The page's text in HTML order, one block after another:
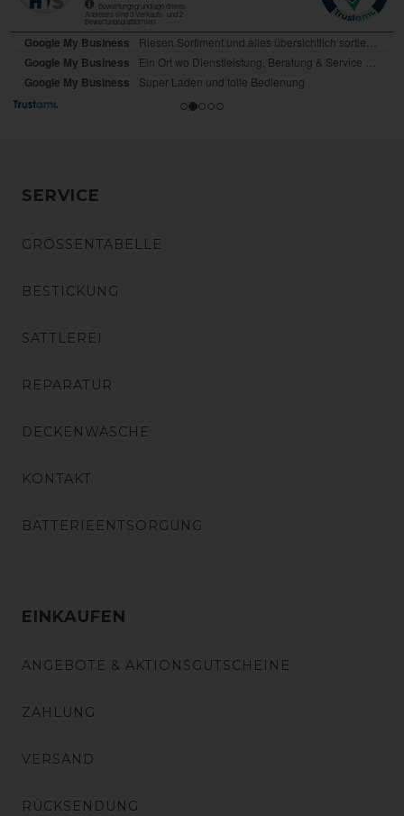
SERVICE
GRÖSSENTABELLE
BESTICKUNG
SATTLEREI
REPARATUR
DECKENWÄSCHE
KONTAKT
BATTERIEENTSORGUNG
EINKAUFEN
ANGEBOTE & AKTIONSGUTSCHEINE
ZAHLUNG
VERSAND
RÜCKSENDUNG